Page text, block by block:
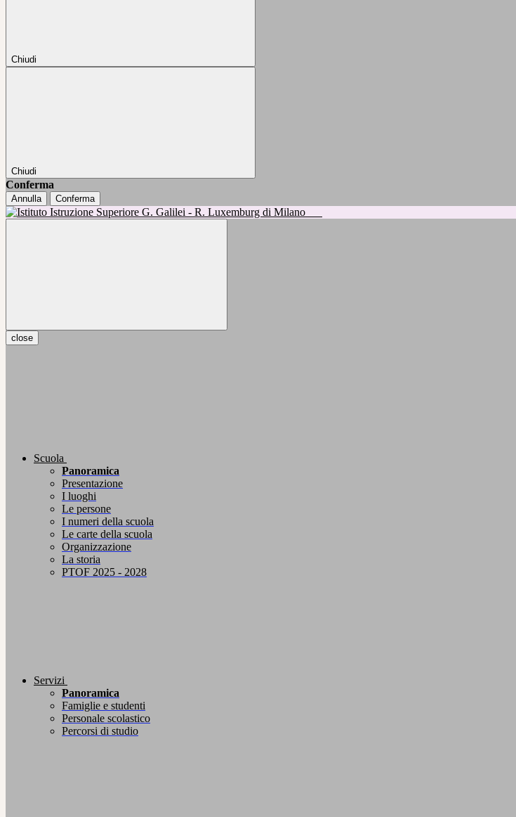
Chiudi
Chiudi
Conferma
Annulla Conferma
close
Scuola
Panoramica
Presentazione
I luoghi
Le persone
I numeri della scuola
Le carte della scuola
Organizzazione
La storia
PTOF 2025 - 2028
Servizi
Panoramica
Famiglie e studenti
Personale scolastico
Percorsi di studio